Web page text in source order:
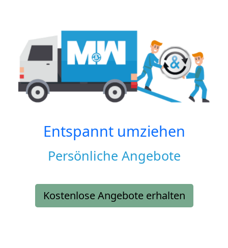
Entspannt umziehen
Persönliche Angebote
Kostenlose Angebote erhalten